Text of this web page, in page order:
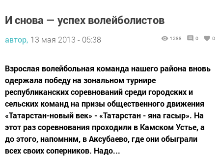
И снова — успех волейболистов
автор, 13 мая 2013 - 05:38 1288 0 0
Взрослая волейбольная команда нашего района вновь
одержала победу на зональном турнире
республиканских соревнований среди городских и
сельских команд на призы общественного движения
«Татарстан-новый век» - «Татарстан - яна гасыр». На
этот раз соревнования проходили в Камском Устье, а
до этого, напомним, в Аксубаево, где они обыграли
всех своих соперников. Надо...